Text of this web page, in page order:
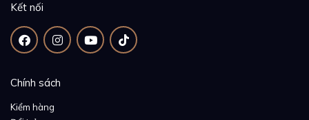
Kết nối
Chính sách
Kiểm hàng